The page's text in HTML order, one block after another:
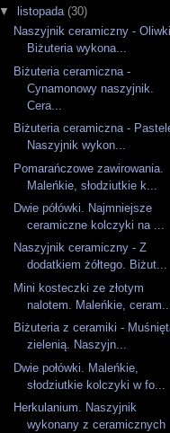
▼ listopada(30)
Naszyjnik ceramiczny -
Biżuteria wykona...
Biżuteria ceramiczna -
Cynamonowy naszyjnik.
Cera...
Biżuteria ceramiczna -
Naszyjnik wykon...
Pomarańczowe zawirowania.
Maleńkie, słodziutkie k...
Dwie półówki. Najmniejsze
ceramiczne kolczyki na ...
Naszyjnik ceramiczny - Z
dodatkiem żółtego. Biżut...
Mini kosteczki ze złotym
nalotem. Maleńkie, ceram...
Biżuteria z ceramiki -
zielenią. Naszyjn...
Dwie połówki. Maleńkie,
słodziutkie kolczyki w fo...
Herkulanium. Naszyjnik
wykonany z ceramicznych